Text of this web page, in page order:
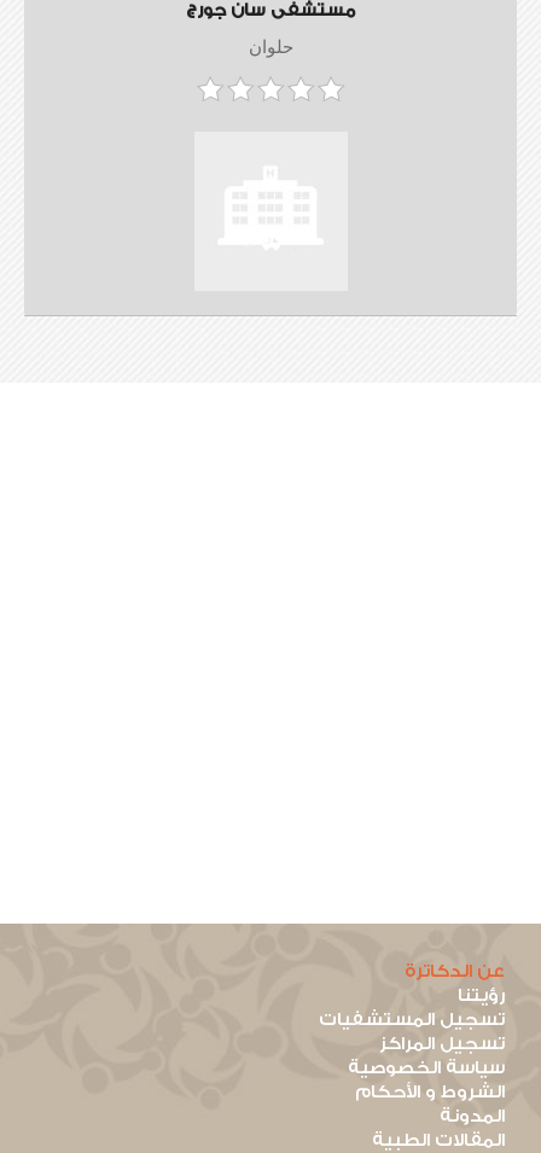
مستشفى سان جورج
حلوان
عن الدكاترة
رؤيتنا
تسجيل المستشفيات
تسجيل المراكز
سياسة الخصوصية
الشروط و الأحكام
المدونة
المقالات الطبية